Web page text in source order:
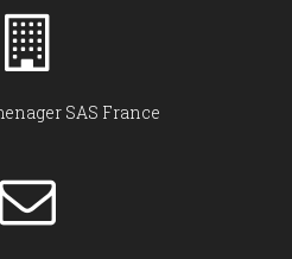
SAS France